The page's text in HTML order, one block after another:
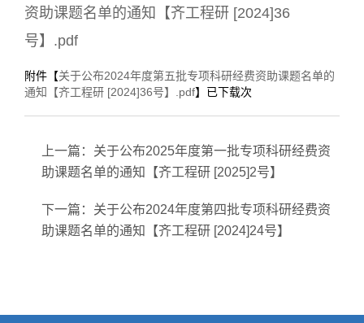
资助课题名单的通知【齐工程研 [2024]36
号】.pdf
附件【关于公布2024年度第五批专项科研经费资助课题名单的
通知【齐工程研 [2024]36号】.pdf】已下载次
上一篇： 关于公布2025年度第一批专项科研经费资
助课题名单的通知【齐工程研 [2025]2号】
下一篇： 关于公布2024年度第四批专项科研经费资
助课题名单的通知【齐工程研 [2024]24号】